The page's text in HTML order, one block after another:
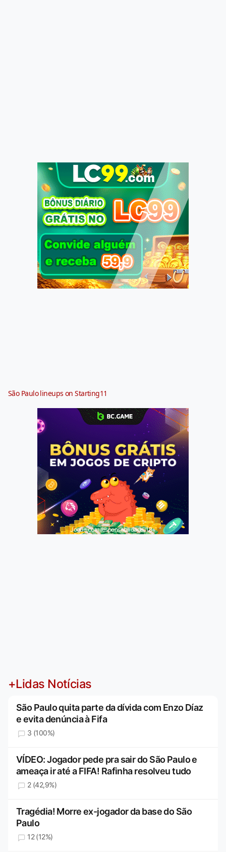
São Paulo lineups on Starting11
Jogue com responsabilidade. 18+
+Lidas Notícias
São Paulo quita parte da dívida com Enzo Díaz
e evita denúncia à Fifa
3 (100%)
VÍDEO: Jogador pede pra sair do São Paulo e
ameaça ir até a FIFA! Rafinha resolveu tudo
2 (42,9%)
Tragédia! Morre ex-jogador da base do São
Paulo
12 (12%)